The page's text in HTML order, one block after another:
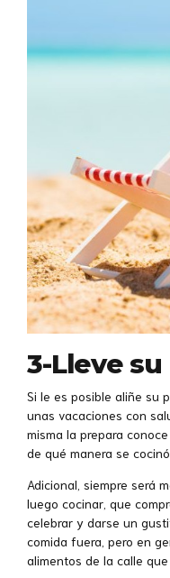
3-Lleve
Si le es posible aliñe su
unas vacaciones con
misma la prepara
de qué manera se cocinó.
Adicional, siempre será
luego cocinar, que
celebrar y darse un
comida fuera, pero en
alimentos de la calle que